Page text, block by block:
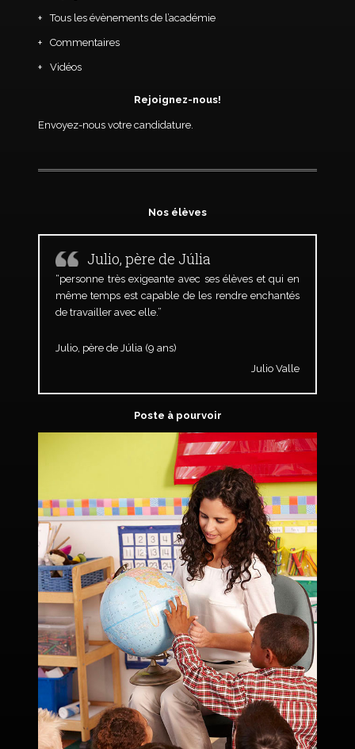
Tous les évènements de l’académie
Commentaires
Vidéos
Rejoignez-nous!
Envoyez-nous votre candidature.
Nos élèves
Julio, père de Júlia
“personne très exigeante avec ses élèves et qui en
même temps est capable de les rendre enchantés
de travailler avec elle.”
Julio, père de Júlia (9 ans)
Julio Valle
Poste à pourvoir